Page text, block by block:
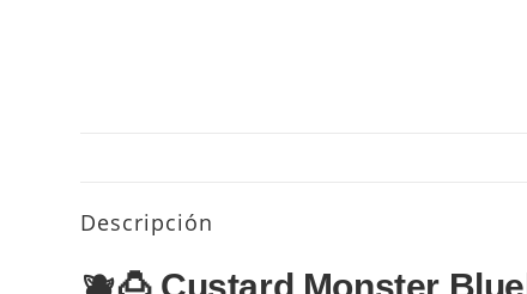
Descripción
🫐🍮 Custard Monster